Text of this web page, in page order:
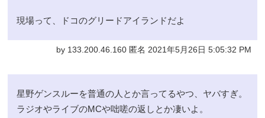
現場って、ドコのグリードアイランドだよ
by 133.200.46.160 匿名 2021年5月26日 5:05:32 PM
星野ゲンスルーを普通の人とか言ってるやつ、ヤバすぎ。
ラジオやライブのMCや咄嗟の返しとか凄いよ。